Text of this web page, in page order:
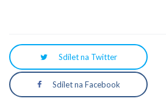
Sdílet na Twitter
Sdílet na Facebook